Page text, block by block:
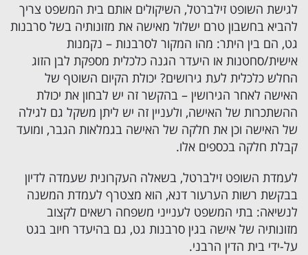
לגישת השופט זילברטל, השיקולים אותם בית המשפט צריך
להביא בחשבון טרם ישלול מאישה את מזונותיה בשל סרבנות
גט, הם בין היתר: מהו המקור לסרבנות – נקמנות
אישית/סחטנות או היעדר הגנה כלכלית מספקת לבן הזוג
החלש כלכלית לעת גירושים? יכולת הקיום השוטף של
האישה לאחר הגירושין – בהקשר זה יש לבחון את יכולת
ההשתכרות של האישה, ולעניין זה יש ליתן משקל גם לגילה
של האישה וכן את חלקה של האישה בגמלאות הגבר, ומועד
קבלת חלקה בכספים אלו.
לעמדת השופט זילברטל, בשאלה העקרונית שעמדה לדיון
בבקשת רשות הערעור דנא, הוא מצטרף לעמדת המשנה
לנשיאה: בתי המשפט לענייני משפחה רשאים לקצוב
מזונותיה של אישה בגין סרבנות גט, גם בהיעדר חיוב בגט
על-ידי בית הדין הרבני.